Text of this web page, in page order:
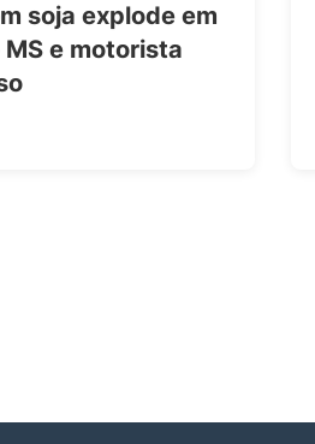
soja explode em
e motorista